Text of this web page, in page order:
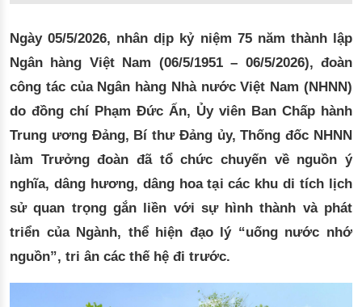
Ngày05/5/2026, nhân dịp kỷ niệm 75 năm thành lập
Ngân hàng Việt Nam (06/5/1951 – 06/5/2026), đoàn
công tác của Ngân hàng Nhà nước Việt Nam (NHNN)
do đồng chí Phạm Đức Ấn, Ủy viên Ban Chấp hành
Trung ương Đảng, Bí thư Đảng ủy, Thống đốc NHNN
làm Trưởng đoàn đã tổ chức chuyến về nguồn ý
nghĩa, dâng hương, dâng hoa tại các khu di tích lịch
sử quan trọng gắn liền với sự hình thành và phát
triển của Ngành, thể hiện đạo lý “uống nước nhớ
nguồn”, tri ân các thế hệ đi trước.